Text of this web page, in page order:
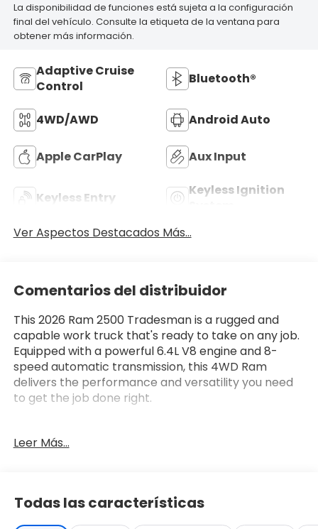
La disponibilidad de funciones está sujeta a la configuración
final del vehículo. Consulte la etiqueta de la ventana para
obtener más información.
Adaptive Cruise
Control
Bluetooth®
4WD/AWD Android Auto
Apple CarPlay Aux Input
Keyless Entry
Keyless Ignition
Ver Aspectos Destacados Más...
Comentarios del distribuidor
This 2026 Ram 2500 Tradesman is a rugged and
capable work truck that's ready to take on any job.
Equipped with a powerful 6.4L V8 engine and 8-
speed automatic transmission, this 4WD Ram
delivers the performance and versatility you need
to get the job done right.
Convenience Group, Emergency Vehicle Alert
- 5TH WHEEL/GOOSENECK TOWING PREP GROUP
- BED CONVENIENCE GROUP: Includes MOPAR Spray
Leer Más...
Todas las características